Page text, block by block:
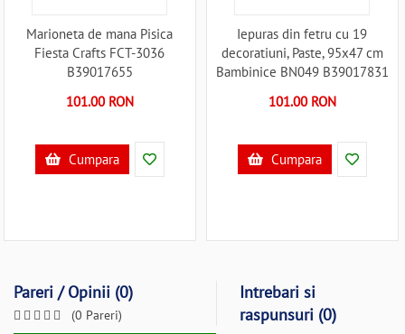
Marioneta de mana Pisica
Fiesta Crafts FCT-3036
B39017655
101.00 RON
Cumpara
Iepuras din fetru cu 19
decoratiuni, Paste, 95x47 cm
Bambinice BN049 B39017831
101.00 RON
Cumpara
Pareri / Opinii (0)
(0 Pareri)
Intrebari si
raspunsuri (0)